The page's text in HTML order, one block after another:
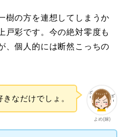
樹の方を連想してしまうか
戸彩です。今の絶対零度も
、個人的には断然こっちの
よめ(嫁)
なだけでしょ。